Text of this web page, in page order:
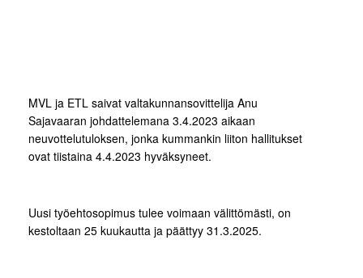
MVL ja ETL saivat valtakunnansovittelija Anu
Sajavaaran johdattelemana 3.4.2023 aikaan
neuvottelutuloksen, jonka kummankin liiton hallitukset
ovat tiistaina 4.4.2023 hyväksyneet.
Uusi työehtosopimus tulee voimaan välittömästi, on
kestoltaan 25 kuukautta ja päättyy 31.3.2025.